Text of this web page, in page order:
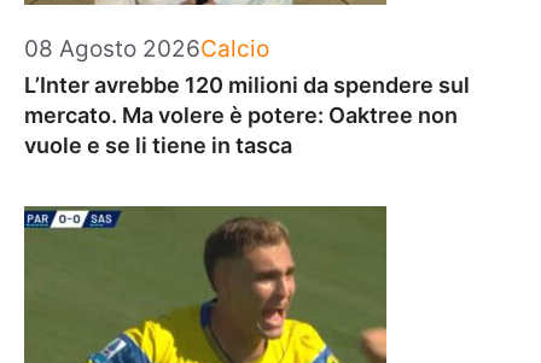
08 Agosto 2026Categorie
Calcio
L’Inter avrebbe 120 milioni da spendere sul
mercato. Ma volere è potere: Oaktree non
vuole e se li tiene in tasca